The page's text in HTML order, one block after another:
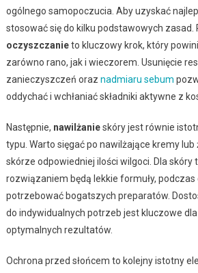
ogólnego samopoczucia. Aby uzyskać
stosować się do kilku podstawowych zasad.
oczyszczanieto kluczowy krok, który
zarówno rano, jak i wieczorem. Usunięcie
zanieczyszczeń oraz nadmiaru sebum
oddychać i wchłaniać składniki aktywne z
Następnie, nawilżanieskóry jest równie
typu. Warto sięgać po nawilżające kremy
skórze odpowiedniej ilości wilgoci. Dla skóry
rozwiązaniem będą lekkie formuły,
potrzebować bogatszych preparatów.
do indywidualnych potrzeb jest kluczowe
optymalnych rezultatów.
Ochrona przed słońcem to kolejny istotny